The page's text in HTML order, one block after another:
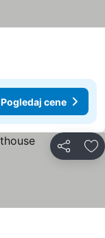
Pogledaj cene
Deli